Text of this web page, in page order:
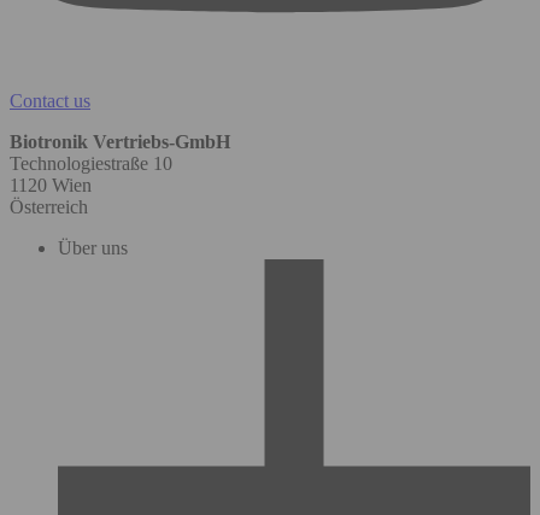
Contact us
Biotronik Vertriebs-GmbH
Technologiestraße 10
1120 Wien
Österreich
Über uns